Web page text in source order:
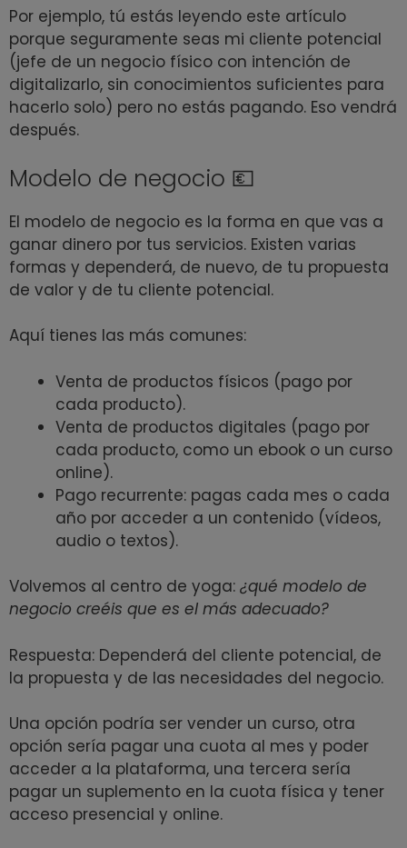
Por ejemplo, tú estás leyendo este artículo
porque seguramente seas mi cliente potencial
(jefe de un negocio físico con intención de
digitalizarlo, sin conocimientos suficientes para
hacerlo solo) pero no estás pagando. Eso vendrá
después.
Modelo de negocio 💶
El modelo de negocio es la forma en que vas a
ganar dinero por tus servicios. Existen varias
formas y dependerá, de nuevo, de tu propuesta
de valor y de tu cliente potencial.
Aquí tienes las más comunes:
Venta de productos físicos (pago por
cada producto).
Venta de productos digitales (pago por
cada producto, como un ebook o un curso
online).
Pago recurrente: pagas cada mes o cada
año por acceder a un contenido (vídeos,
audio o textos).
Volvemos al centro de yoga: ¿qué modelo de
negocio creéis que es el más adecuado?
Respuesta: Dependerá del cliente potencial, de
la propuesta y de las necesidades del negocio.
Una opción podría ser vender un curso, otra
opción sería pagar una cuota al mes y poder
acceder a la plataforma, una tercera sería
pagar un suplemento en la cuota física y tener
acceso presencial y online.